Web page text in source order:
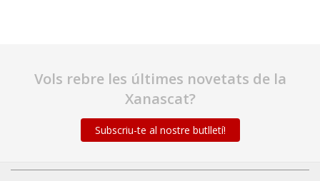
Vols rebre les últimes novetats de la
Xanascat?
Subscriu-te al nostre butlletí!